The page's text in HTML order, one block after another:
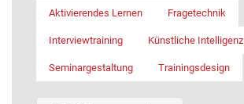
Aktivierendes Lernen Fragetechnik
Interviewtraining Künstliche Intelligenz
Seminargestaltung Trainingsdesign